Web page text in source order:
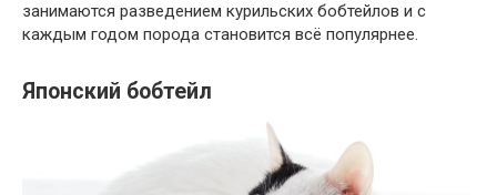
занимаются разведением курильских бобтейлов и с
каждым годом порода становится всё популярнее.
Японский бобтейл